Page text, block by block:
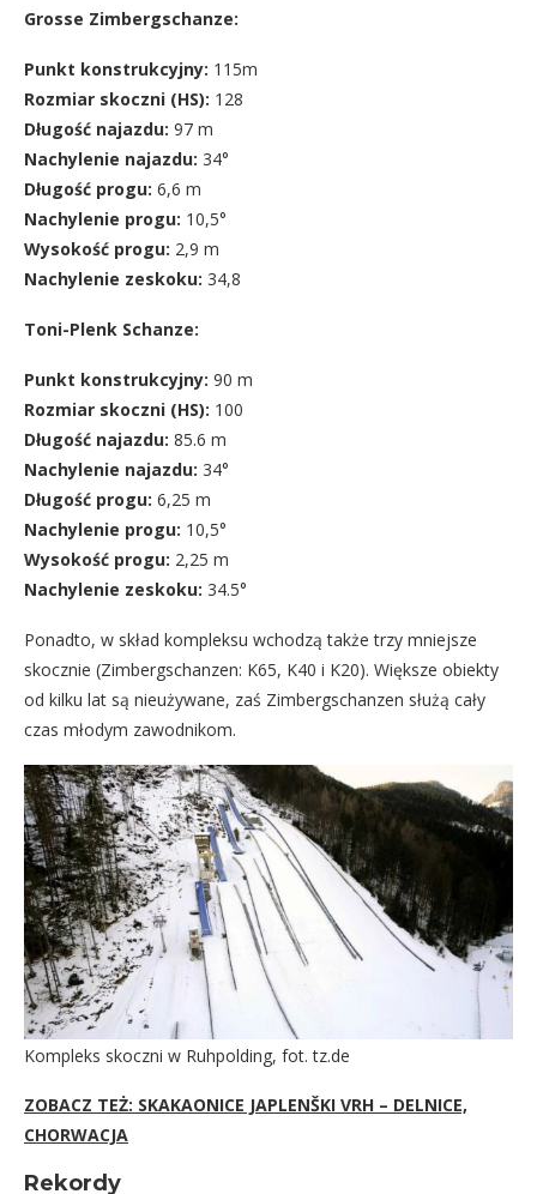
Grosse Zimbergschanze:
Punkt konstrukcyjny: 115m
Rozmiar skoczni (HS): 128
Długość najazdu: 97 m
Nachylenie najazdu: 34°
Długość progu: 6,6 m
Nachylenie progu: 10,5°
Wysokość progu: 2,9 m
Nachylenie zeskoku: 34,8
Toni-Plenk Schanze:
Punkt konstrukcyjny: 90 m
Rozmiar skoczni (HS): 100
Długość najazdu: 85.6 m
Nachylenie najazdu: 34°
Długość progu: 6,25 m
Nachylenie progu: 10,5°
Wysokość progu: 2,25 m
Nachylenie zeskoku: 34.5°
Ponadto, w skład kompleksu wchodzą także trzy mniejsze
skocznie (Zimbergschanzen: K65, K40 i K20). Większe obiekty
od kilku lat są nieużywane, zaś Zimbergschanzen służą cały
czas młodym zawodnikom.
Kompleks skoczni w Ruhpolding, fot. tz.de
ZOBACZ TEŻ: SKAKAONICE JAPLENŠKI VRH – DELNICE,
CHORWACJA
Rekordy